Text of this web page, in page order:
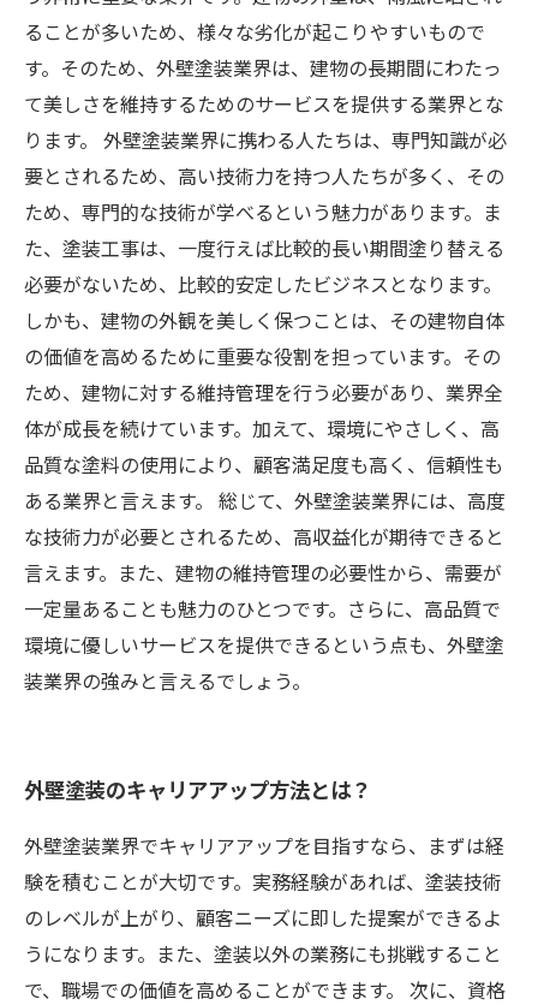
ることが多いため、様々な劣化が起こりやすいもので
す。そのため、外壁塗装業界は、建物の長期間にわたっ
て美しさを維持するためのサービスを提供する業界とな
ります。 外壁塗装業界に携わる人たちは、専門知識が必
要とされるため、高い技術力を持つ人たちが多く、その
ため、専門的な技術が学べるという魅力があります。ま
た、塗装工事は、一度行えば比較的長い期間塗り替える
必要がないため、比較的安定したビジネスとなります。
しかも、建物の外観を美しく保つことは、その建物自体
の価値を高めるために重要な役割を担っています。その
ため、建物に対する維持管理を行う必要があり、業界全
体が成長を続けています。加えて、環境にやさしく、高
品質な塗料の使用により、顧客満足度も高く、信頼性も
ある業界と言えます。 総じて、外壁塗装業界には、高度
な技術力が必要とされるため、高収益化が期待できると
言えます。また、建物の維持管理の必要性から、需要が
一定量あることも魅力のひとつです。さらに、高品質で
環境に優しいサービスを提供できるという点も、外壁塗
装業界の強みと言えるでしょう。
外壁塗装のキャリアアップ方法とは？
外壁塗装業界でキャリアアップを目指すなら、まずは経
験を積むことが大切です。実務経験があれば、塗装技術
のレベルが上がり、顧客ニーズに即した提案ができるよ
うになります。また、塗装以外の業務にも挑戦すること
で、職場での価値を高めることができます。 次に、資格